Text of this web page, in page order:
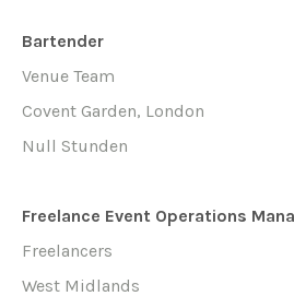
Bartender
Venue Team
Covent Garden, London
Null Stunden
Freelance Event Operations
Freelancers
West Midlands